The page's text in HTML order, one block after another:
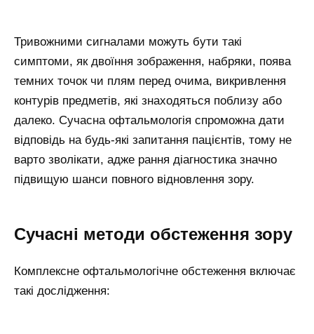
Тривожними сигналами можуть бути такі
симптоми, як двоїння зображення, набряки, поява
темних точок чи плям перед очима, викривлення
контурів предметів, які знаходяться поблизу або
далеко. Сучасна офтальмологія спроможна дати
відповідь на будь-які запитання пацієнтів, тому не
варто зволікати, адже рання діагностика значно
підвищую шанси повного відновлення зору.
Сучасні методи обстеження зору
Комплексне офтальмологічне обстеження включає
такі дослідження: